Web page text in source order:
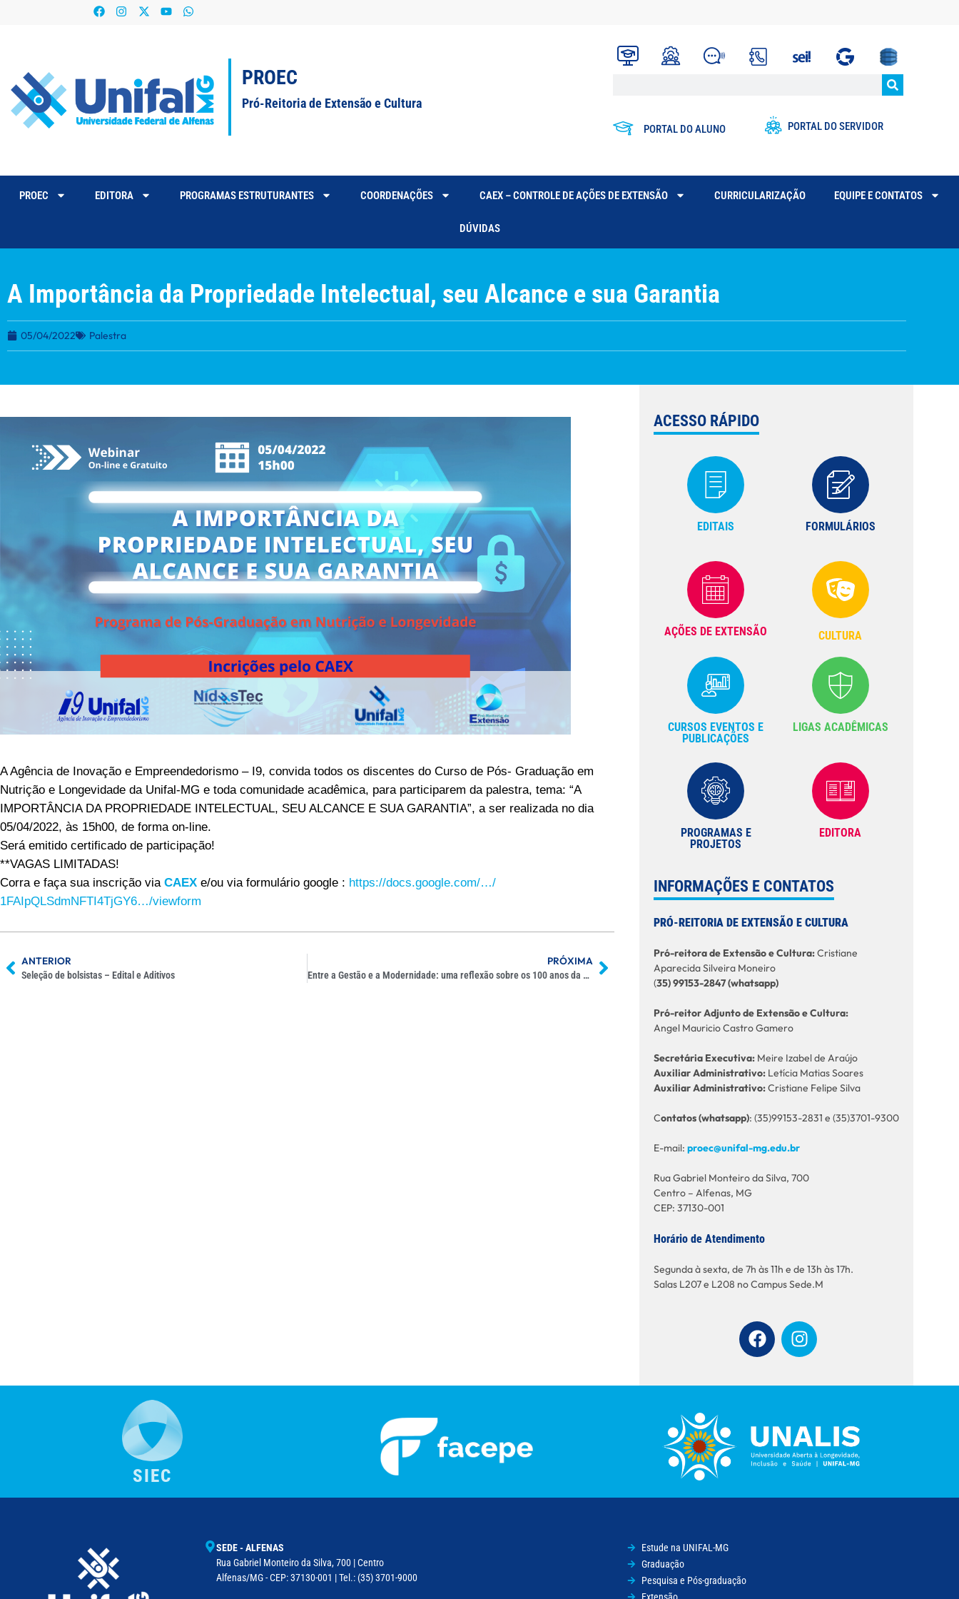
PROEC
Pró-Reitoria de Extensão e Cultura
PORTAL DO ALUNO PORTAL DO SERVIDOR
PROEC EDITORA PROGRAMAS ESTRUTURANTES COORDENAÇÕES CAEX – CONTROLE DE AÇÕES DE EXTENSÃO CURRICULARIZAÇÃO EQUIPE E CONTATOS
DÚVIDAS
A Importância da Propriedade Intelectual, seu Alcance e sua Garantia
05/04/2022 Palestra
A Agência de Inovação e Empreendedorismo – I9, convida todos os discentes do Curso de Pós- Graduação em
Nutrição e Longevidade da Unifal-MG e toda comunidade acadêmica, para participarem da palestra, tema: “A
IMPORTÂNCIA DA PROPRIEDADE INTELECTUAL, SEU ALCANCE E SUA GARANTIA”, a ser realizada no dia
05/04/2022, às 15h00, de forma on-line.
Será emitido certificado de participação!
**VAGAS LIMITADAS!
Corra e faça sua inscrição via CAEX e/ou via formulário google : https://docs.google.com/…/
1FAIpQLSdmNFTI4TjGY6…/viewform
ANTERIOR
Seleção de bolsistas – Edital e Aditivos
PRÓXIMA
Entre a Gestão e a Modernidade: uma reflexão sobre os 100 anos da Semana de Arte Moderna e seus reflexos no pensamento da administração
ACESSO RÁPIDO
EDITAIS FORMULÁRIOS
AÇÕES DE EXTENSÃO CULTURA
CURSOS EVENTOS E
PUBLICAÇÕES
LIGAS ACADÊMICAS
PROGRAMAS E
PROJETOS
EDITORA
INFORMAÇÕES E CONTATOS
PRÓ-REITORIA DE EXTENSÃO E CULTURA
Pró-reitora de Extensão e Cultura:Cristiane
Aparecida Silveira Moneiro
(35) 99153-2847 (whatsapp)
Pró-reitor Adjunto de Extensão e Cultura:
Angel Mauricio Castro Gamero
Secretária Executiva: Meire Izabel de Araújo
Auxiliar Administrativo: Letícia Matias Soares
Auxiliar Administrativo:Cristiane Felipe Silva
Contatos (whatsapp): (35)99153-2831 e (35)3701-9300
E-mail: proec@unifal-mg.edu.br
Rua Gabriel Monteiro da Silva, 700
Centro – Alfenas, MG
CEP: 37130-001
Horário de Atendimento
Segunda à sexta, de 7h às 11h e de 13h às 17h.
Salas L207 e L208 no Campus Sede.M
SIEC
SEDE - ALFENAS
Rua Gabriel Monteiro da Silva, 700 | Centro
Alfenas/MG - CEP: 37130-001 | Tel.: (35) 3701-9000
Estude na UNIFAL-MG
Graduação
Pesquisa e Pós-graduação